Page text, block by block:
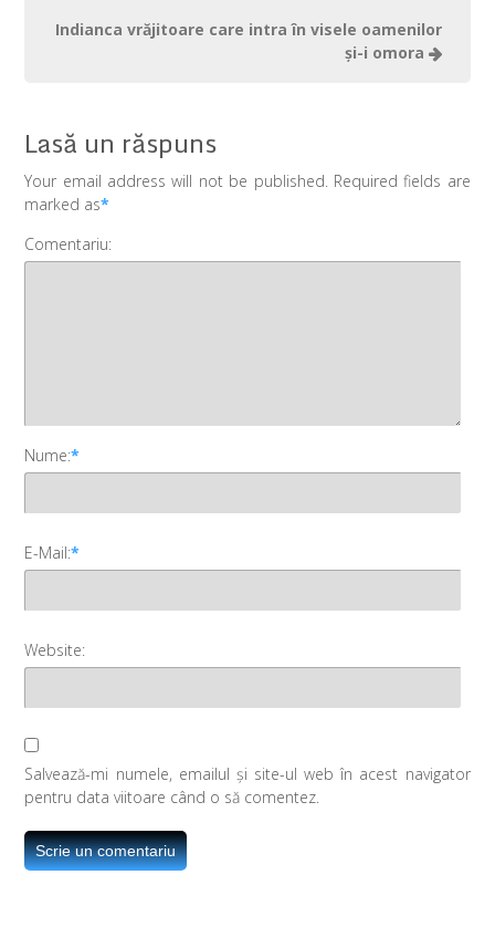
Indianca vrăjitoare care intra în visele oamenilor
şi-i omora
Lasă un răspuns
Your email address will not be published. Required fields are
marked as*
Comentariu:
Nume:*
E-Mail:*
Website:
Salvează-mi numele, emailul și site-ul web în acest navigator
pentru data viitoare când o să comentez.